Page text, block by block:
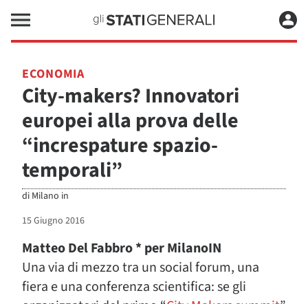
ECONOMIA
City-makers? Innovatori
europei alla prova delle
“increspature spazio-
temporali”
di Milano in
15 Giugno 2016
Matteo Del Fabbro * per MilanoIN
Una via di mezzo tra un social forum, una
fiera e una conferenza scientifica: se gli